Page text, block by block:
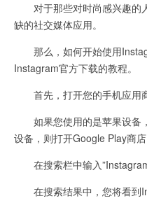
对于那些对时尚感兴趣的
缺的社交媒体应用。
那么，如何开始使用
Instagram官方下载的教程。
首先，打开您的手机应用商
如果您使用的是苹果设备
设备，则打开Google Play商店
在搜索栏中输入
在搜索结果中，您将看到